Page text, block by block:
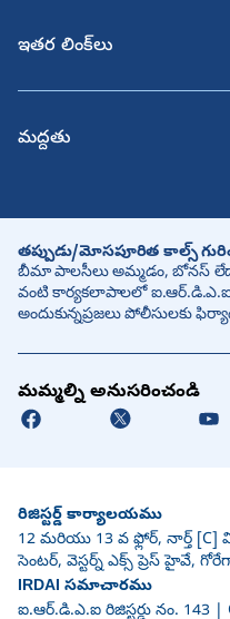
ఇతర లింక్‌లు
మద్దతు
తప్పుడు/మోసపూరిత కాల్స్
బీమా పాలసీలు అమ్మడం, బోనస్ లేదా
వంటి కార్యకలాపాలలో
అందుకున్నప్రజలు పోలీసులకు
మమ్మల్ని అనుసరించండి
రిజిస్టర్డ్ కార్యాలయము
12 మరియు 13 వ ఫ్లోర్, నార్త్
సెంటర్, వెస్టర్న్ ఎక్స్ ప్రెస్ హైవే,
IRDAI సమాచారము
ఐ.ఆర్.డి.ఎ.ఐ రిజిస్టర్డు నం. 143 |